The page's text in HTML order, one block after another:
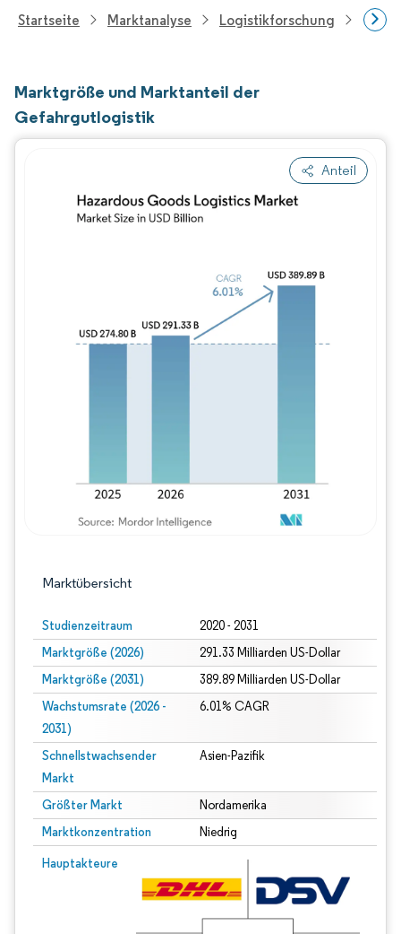
Startseite Marktanalyse Logistikforschung
Marktgröße und Marktanteil der
Gefahrgutlogistik
Anteil
Marktübersicht
Studienzeitraum 2020 - 2031
Marktgröße (2026) 291.33 Milliarden US-Dollar
Marktgröße (2031) 389.89 Milliarden US-Dollar
Wachstumsrate (2026 -
2031)
6.01% CAGR
Schnellstwachsender
Markt
Asien-Pazifik
Größter Markt Nordamerika
Marktkonzentration Niedrig
Hauptakteure
Bild © Mordor Intelligence. Wiederverwendung erfordert Namensnennung